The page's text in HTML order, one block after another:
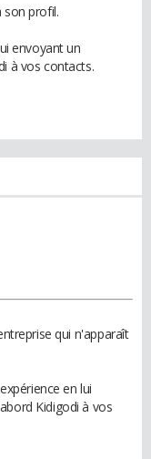
son profil.
envoyant un
à vos contacts.
qui n'apparaît
en lui
Kidigodi à vos